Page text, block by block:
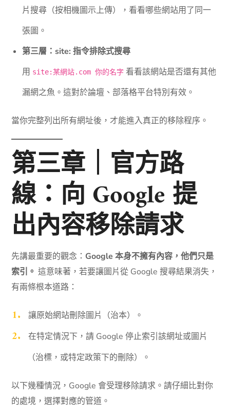
片搜尋（按相機圖示上傳），看看哪些網站用了同一
張圖。
第三層：site: 指令排除式搜尋
用 site:某網站.com 你的名字 看看該網站是否還有其他
漏網之魚。這對於論壇、部落格平台特別有效。
當你完整列出所有網址後，才能進入真正的移除程序。
第三章｜官方路
線：向 Google 提
出內容移除請求
先講最重要的觀念： Google 本身不擁有內容，他們只是
索引。 這意味著，若要讓圖片從 Google 搜尋結果消失，
有兩條根本道路：
讓原始網站刪除圖片（治本）。
在特定情況下，請 Google 停止索引該網址或圖片
（治標，或特定政策下的刪除）。
以下幾種情況，Google 會受理移除請求。請仔細比對你
的處境，選擇對應的管道。